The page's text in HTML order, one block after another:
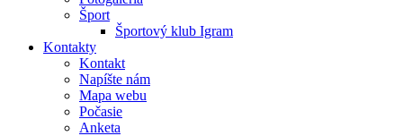
Šport
Športový klub Igram
Kontakty
Kontakt
Napíšte nám
Mapa webu
Počasie
Anketa